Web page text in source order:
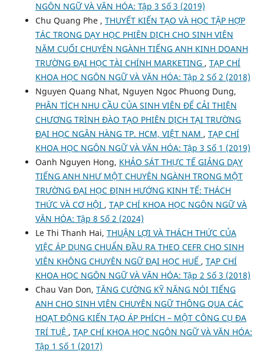
NGÔN NGỮ VÀ VĂN HÓA: Tập 3 Số 3 (2019)
Chu Quang Phe , THUYẾT KIẾN TẠO VÀ HỌC TẬP HỢP
TÁC TRONG DẠY HỌC PHIÊN DỊCH CHO SINH VIÊN
NĂM CUỐI CHUYÊN NGÀNH TIẾNG ANH KINH DOANH
TRƯỜNG ĐẠI HỌC TÀI CHÍNH MARKETING , TẠP CHÍ
KHOA HỌC NGÔN NGỮ VÀ VĂN HÓA: Tập 2 Số 2 (2018)
Nguyen Quang Nhat, Nguyen Ngoc Phuong Dung,
PHÂN TÍCH NHU CẦU CỦA SINH VIÊN ĐỂ CẢI THIỆN
CHƯƠNG TRÌNH ĐÀO TẠO PHIÊN DỊCH TẠI TRƯỜNG
ĐẠI HỌC NGÂN HÀNG TP. HCM, VIỆT NAM , TẠP CHÍ
KHOA HỌC NGÔN NGỮ VÀ VĂN HÓA: Tập 3 Số 1 (2019)
Oanh Nguyen Hong, KHẢO SÁT THỰC TẾ GIẢNG DẠY
TIẾNG ANH NHƯ MỘT CHUYÊN NGÀNH TRONG MỘT
TRƯỜNG ĐẠI HỌC ĐỊNH HƯỚNG KINH TẾ: THÁCH
THỨC VÀ CƠ HỘI , TẠP CHÍ KHOA HỌC NGÔN NGỮ VÀ
VĂN HÓA: Tập 8 Số 2 (2024)
Le Thi Thanh Hai, THUẬN LỢI VÀ THÁCH THỨC CỦA
VIỆC ÁP DỤNG CHUẨN ĐẦU RA THEO CEFR CHO SINH
VIÊN KHÔNG CHUYÊN NGỮ ĐẠI HỌC HUẾ , TẠP CHÍ
KHOA HỌC NGÔN NGỮ VÀ VĂN HÓA: Tập 2 Số 3 (2018)
Chau Van Don, TĂNG CƯỜNG KỸ NĂNG NÓI TIẾNG
ANH CHO SINH VIÊN CHUYÊN NGỮ THÔNG QUA CÁC
HOẠT ĐỘNG KIẾN TẠO ÁP PHÍCH – MỘT CÔNG CỤ ĐA
TRÍ TUỆ , TẠP CHÍ KHOA HỌC NGÔN NGỮ VÀ VĂN HÓA:
Tập 1 Số 1 (2017)